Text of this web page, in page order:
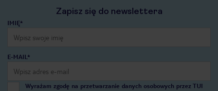
Zapisz się do newslettera
IMIĘ*
E-MAIL*
Wyrażam zgodę na przetwarzanie danych osobowych przez TUI